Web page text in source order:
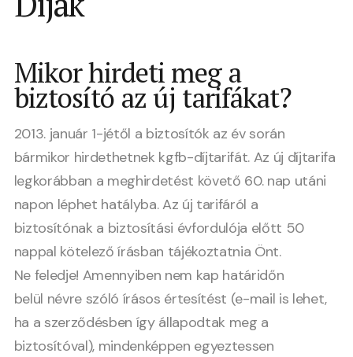
Mikor hirdeti meg a
biztosító az új tarifákat?
2013. január 1-jétől a biztosítók az év során
bármikor hirdethetnek kgfb-díjtarifát. Az új díjtarifa
legkorábban a meghirdetést követő 60. nap utáni
napon léphet hatályba. Az új tarifáról a
biztosítónak a biztosítási évfordulója előtt 50
nappal kötelező írásban tájékoztatnia Önt.
Ne feledje! Amennyiben nem kap határidőn
belül névre szóló írásos értesítést (e-mail is lehet,
ha a szerződésben így állapodtak meg a
biztosítóval), mindenképpen egyeztessen